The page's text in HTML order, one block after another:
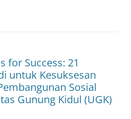
for Success: 21
untuk Kesuksesan
Sosial
Gunung Kidul (UGK)